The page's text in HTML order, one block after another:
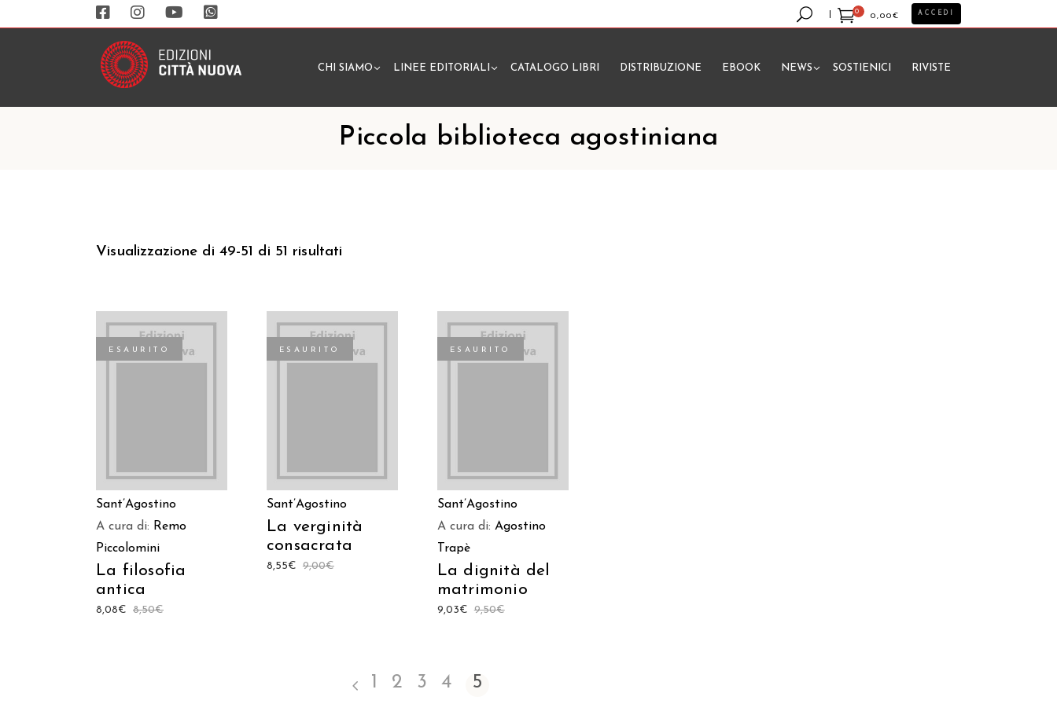
0
0,00€
Nessun prodotto nel carrello.
ACCEDI
CHI SIAMO LINEE EDITORIALI CATALOGO LIBRI DISTRIBUZIONE EBOOK NEWS SOSTIENICI RIVISTE
Piccola biblioteca agostiniana
Visualizzazione di 49-51 di 51 risultati
ESAURITO
Sant’Agostino
A cura di: Remo
Piccolomini
La filosofia
antica
8,50€
8,08€
ESAURITO
Sant’Agostino
La verginità
consacrata
9,00€
8,55€
ESAURITO
Sant’Agostino
A cura di: Agostino
Trapè
La dignità del
matrimonio
9,50€
9,03€
1 2 3 4 5